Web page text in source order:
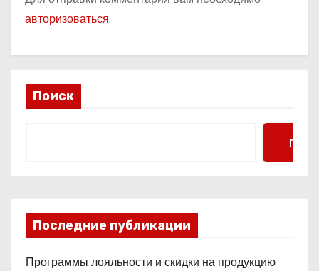
авторизоваться.
Поиск
Поиск
Последние публикации
Программы лояльности и скидки на продукцию